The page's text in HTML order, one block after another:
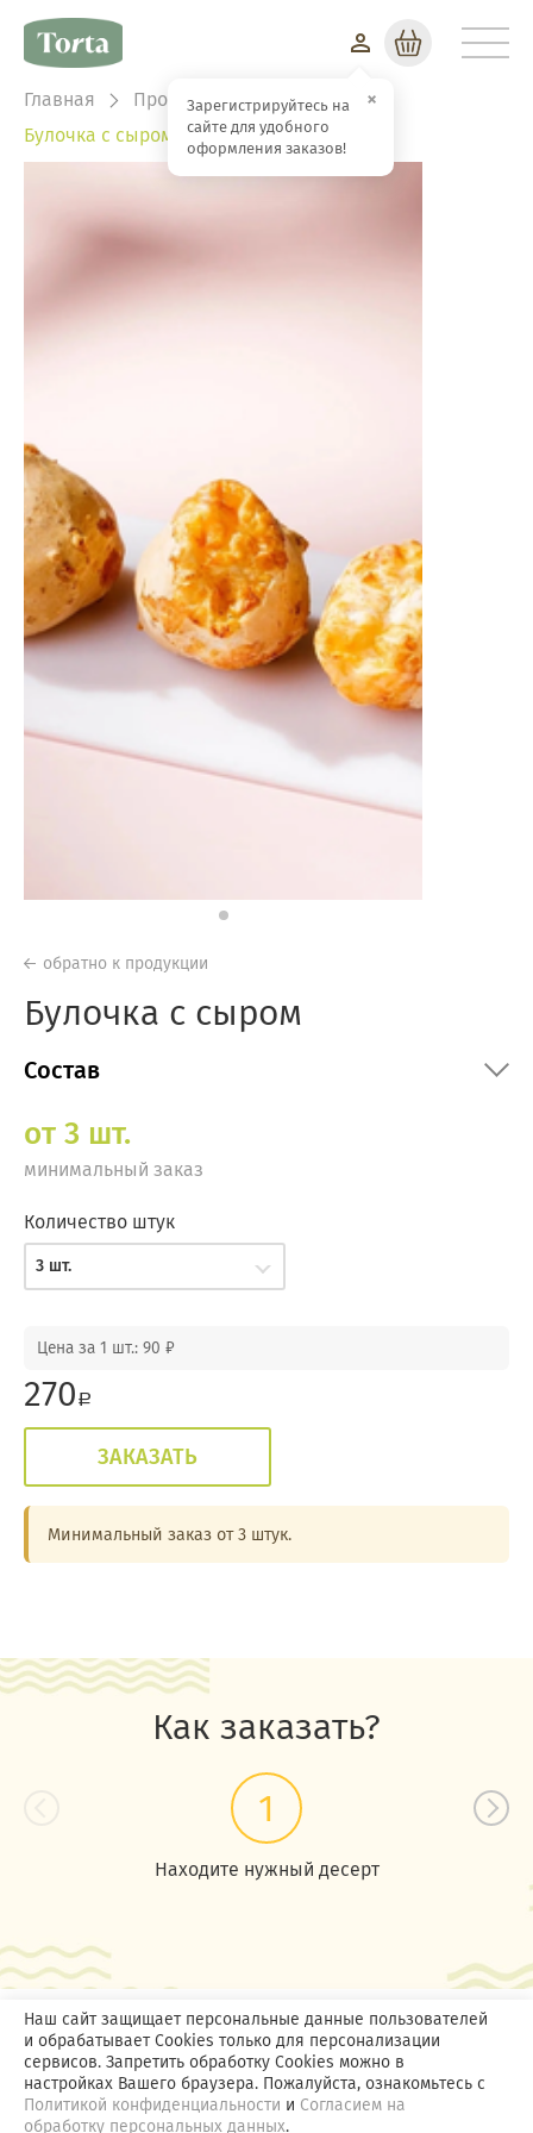
Наш сайт защищает персональные данные пользователей
и обрабатывает Cookies только для персонализации
сервисов. Запретить обработку Cookies можно в
настройках Вашего браузера. Пожалуйста, ознакомьтесь с
Политикой конфиденциальности и Согласием на
обработку персональных данных.
×
Зарегистрируйтесь на
сайте для удобного
оформления заказов!
Корзина
Главная
Продукция
Выпечка
Булочка с сыром
обратно к продукции
Булочка с сыром
Состав
от 3 шт.
минимальный заказ
Количество штук
3 шт.
Цена за 1 шт.: 90 ₽
270 a
ЗАКАЗАТЬ
Минимальный заказ от 3 штук.
Как заказать?
1
Находите нужный десерт